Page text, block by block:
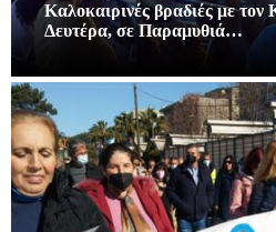
Καλοκαιρινές βραδιές με
Δευτέρα, σε Παραμυθιά…